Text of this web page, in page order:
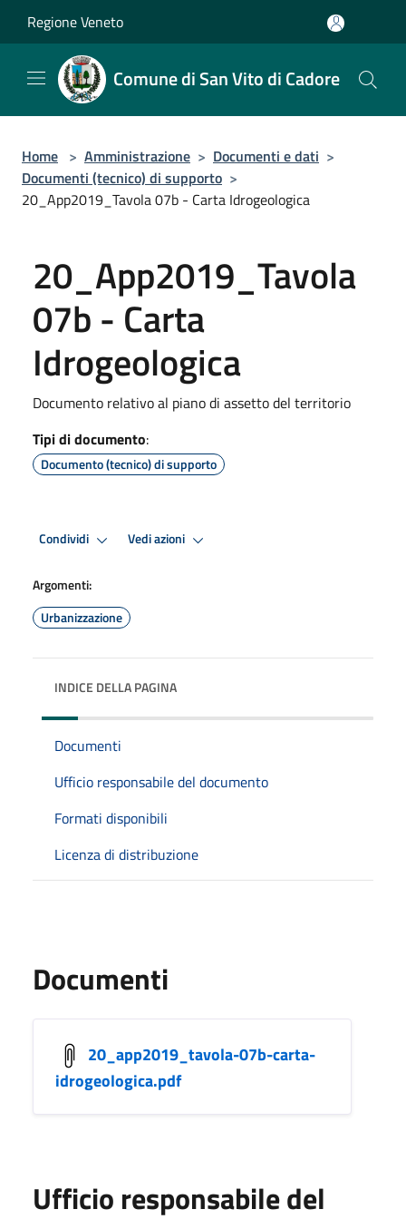
Regione Veneto
Comune di San Vito di Cadore
Home > Amministrazione > Documenti e dati >
Documenti (tecnico) di supporto >
20_App2019_Tavola 07b - Carta Idrogeologica
20_App2019_Tavola
07b - Carta
Idrogeologica
Documento relativo al piano di assetto del territorio
Tipi di documento:
Documento (tecnico) di supporto
Condividi Vedi azioni
Argomenti:
Urbanizzazione
INDICE DELLA PAGINA
Documenti
Ufficio responsabile del documento
Formati disponibili
Licenza di distribuzione
Documenti
20_app2019_tavola-07b-carta-
idrogeologica.pdf
Ufficio responsabile del